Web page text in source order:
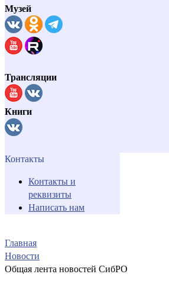
Музей
Трансляции
Книги
Контакты
Контакты и
реквизиты
Написать нам
Главная
Новости
Общая лента новостей СибРО